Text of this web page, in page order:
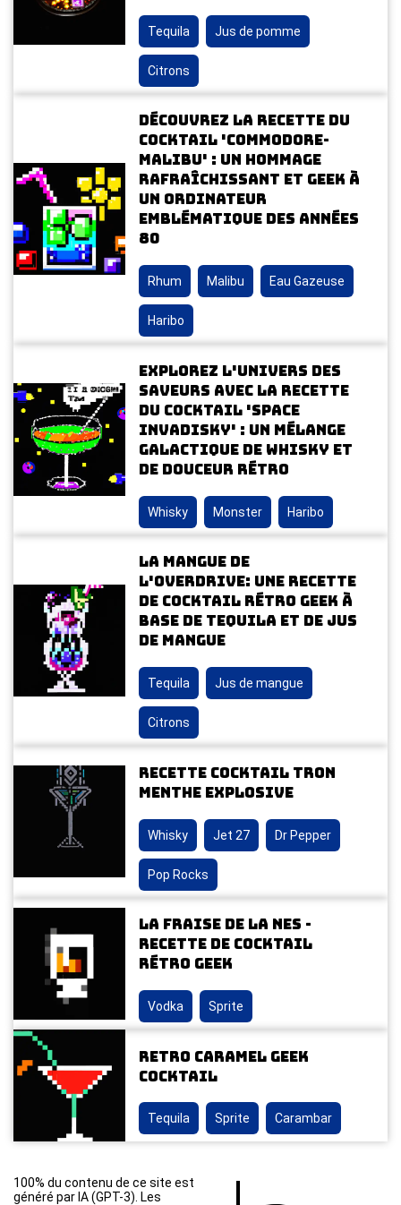
Tequila Jus de pomme
Citrons
Découvrez la recette du
cocktail 'Commodore-
Malibu' : un hommage
rafraîchissant et geek à
un ordinateur
emblématique des années
80
Rhum Malibu Eau Gazeuse
Haribo
Explorez l'univers des
saveurs avec la recette
du cocktail 'Space
Invadisky' : un mélange
galactique de whisky et
de douceur rétro
Whisky Monster Haribo
La Mangue de
l'Overdrive: Une Recette
de Cocktail Rétro Geek à
Base de Tequila et de Jus
de Mangue
Tequila Jus de mangue
Citrons
Recette Cocktail Tron
Menthe Explosive
Whisky Jet 27 Dr Pepper
Pop Rocks
La Fraise de la NES -
Recette de cocktail
rétro geek
Vodka Sprite
Retro Caramel Geek
Cocktail
Tequila Sprite Carambar
100% du contenu de ce site est
généré par IA (GPT-3). Les